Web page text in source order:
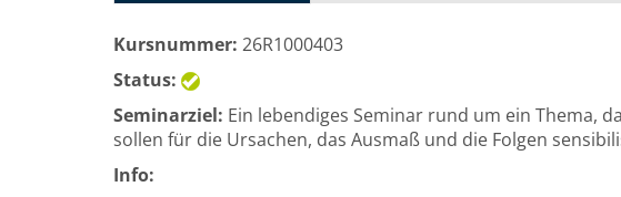
Kursnummer: 26R1000403
Status:
Seminarziel: Ein lebendiges Seminar rund um ein Thema,
sollen für die Ursachen, das Ausmaß und die Folgen
Info: